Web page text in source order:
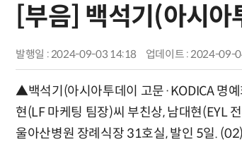
[부음] 백석기(아시아
발행일 : 2024-09-03 14:18 업데이트 : 2024-09-
▲백석기(아시아투데이 고문·KODICA 명
현(LF 마케팅 팀장)씨 부친상, 남대현(EYL
울아산병원 장례식장 31호실, 발인 5일.